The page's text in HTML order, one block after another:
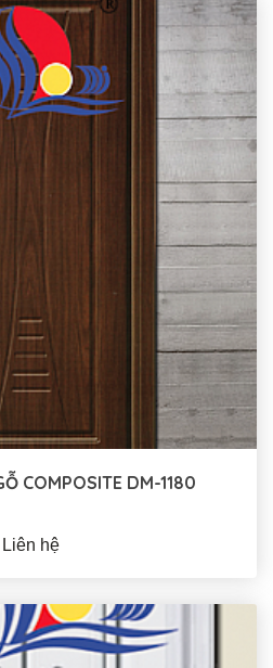
COMPOSITE DM-1180
Liên hệ